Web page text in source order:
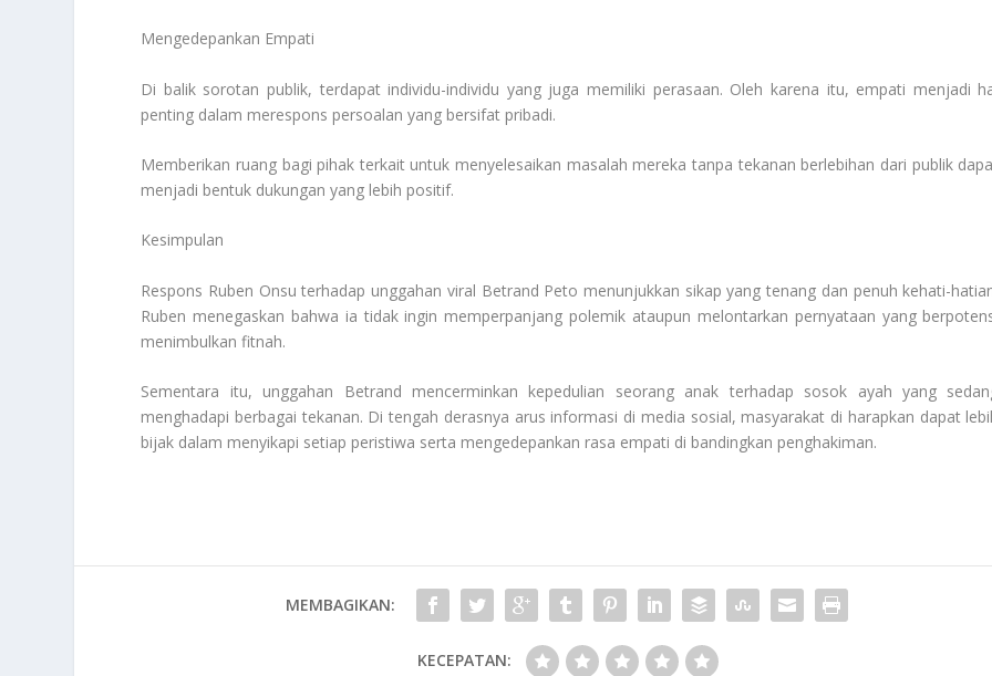
Mengedepankan Empati
Di balik sorotan publik, terdapat individu-individu yang juga memiliki perasaan. Oleh karena itu, empati menjadi
penting dalam merespons persoalan yang bersifat pribadi.
Memberikan ruang bagi pihak terkait untuk menyelesaikan masalah mereka tanpa tekanan berlebihan dari publik
menjadi bentuk dukungan yang lebih positif.
Kesimpulan
Respons Ruben Onsu terhadap unggahan viral Betrand Peto menunjukkan sikap yang tenang dan penuh kehati-
Ruben menegaskan bahwa ia tidak ingin memperpanjang polemik ataupun melontarkan pernyataan yang
menimbulkan fitnah.
Sementara itu, unggahan Betrand mencerminkan kepedulian seorang anak terhadap sosok ayah yang
menghadapi berbagai tekanan. Di tengah derasnya arus informasi di media sosial, masyarakat di harapkan dapat
bijak dalam menyikapi setiap peristiwa serta mengedepankan rasa empati di bandingkan penghakiman.
MEMBAGIKAN:
KECEPATAN: